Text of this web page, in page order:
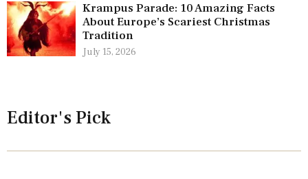
Krampus Parade: 10 Amazing Facts
About Europe’s Scariest Christmas
Tradition
July 15, 2026
Editor's Pick